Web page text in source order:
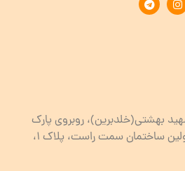
بهشتی(خلدبرین)، روبروی پارک
خلدبرین ،نبش کوچه ۱۴، اولین ساختمان سمت راست، پلاک 1،